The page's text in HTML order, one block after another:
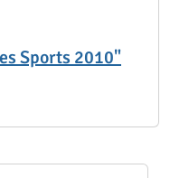
Sports 2010"